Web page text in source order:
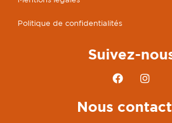
Politique de confidentialités
Suivez-
F
e
I
t
Nous